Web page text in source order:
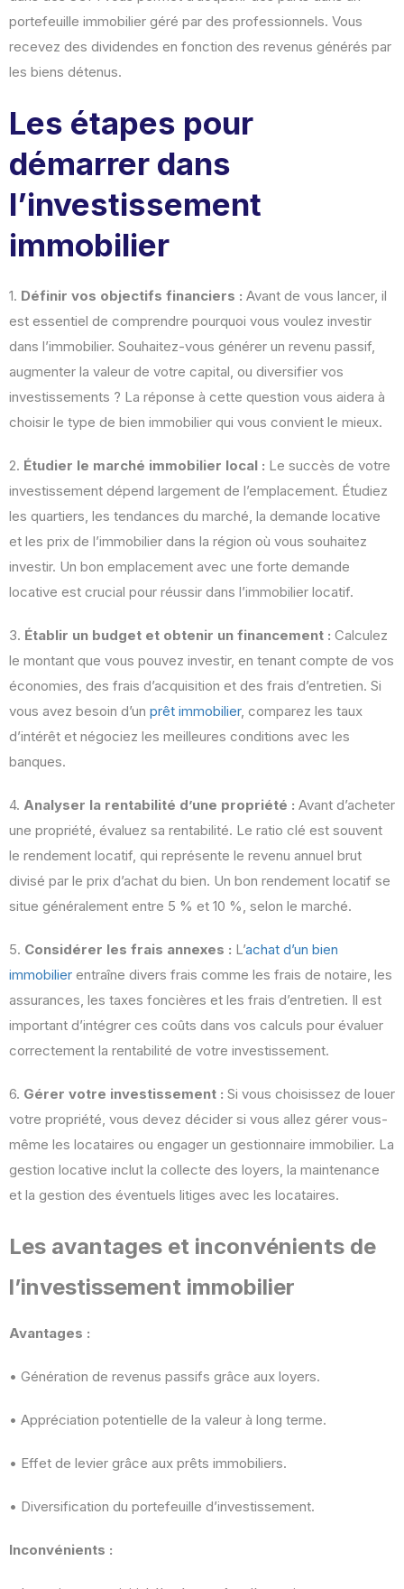
portefeuille immobilier géré par des professionnels. Vous
recevez des dividendes en fonction des revenus générés par
les biens détenus.
Les étapes pour
démarrer dans
l’investissement
immobilier
1. Définir vos objectifs financiers : Avant de vous lancer, il
est essentiel de comprendre pourquoi vous voulez investir
dans l’immobilier. Souhaitez-vous générer un revenu passif,
augmenter la valeur de votre capital, ou diversifier vos
investissements ? La réponse à cette question vous aidera à
choisir le type de bien immobilier qui vous convient le mieux.
2. Étudier le marché immobilier local : Le succès de votre
investissement dépend largement de l’emplacement. Étudiez
les quartiers, les tendances du marché, la demande locative
et les prix de l’immobilier dans la région où vous souhaitez
investir. Un bon emplacement avec une forte demande
locative est crucial pour réussir dans l’immobilier locatif.
3. Établir un budget et obtenir un financement : Calculez
le montant que vous pouvez investir, en tenant compte de vos
économies, des frais d’acquisition et des frais d’entretien. Si
vous avez besoin d’un prêt immobilier, comparez les taux
d’intérêt et négociez les meilleures conditions avec les
banques.
4. Analyser la rentabilité d’une propriété : Avant d’acheter
une propriété, évaluez sa rentabilité. Le ratio clé est souvent
le rendement locatif, qui représente le revenu annuel brut
divisé par le prix d’achat du bien. Un bon rendement locatif se
situe généralement entre 5 % et 10 %, selon le marché.
5. Considérer les frais annexes : L’achat d’un bien
immobilier entraîne divers frais comme les frais de notaire, les
assurances, les taxes foncières et les frais d’entretien. Il est
important d’intégrer ces coûts dans vos calculs pour évaluer
correctement la rentabilité de votre investissement.
6. Gérer votre investissement : Si vous choisissez de louer
votre propriété, vous devez décider si vous allez gérer vous-
même les locataires ou engager un gestionnaire immobilier. La
gestion locative inclut la collecte des loyers, la maintenance
et la gestion des éventuels litiges avec les locataires.
Les avantages et inconvénients de
l’investissement immobilier
Avantages :
• Génération de revenus passifs grâce aux loyers.
• Appréciation potentielle de la valeur à long terme.
• Effet de levier grâce aux prêts immobiliers.
• Diversification du portefeuille d’investissement.
Inconvénients :